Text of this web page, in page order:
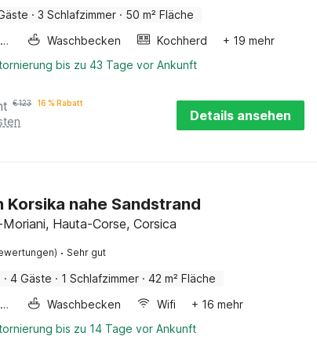
· 3 Schlafzimmer · 50 m² Fläche
Waschmaschine
Waschbecken Kochherd
+ 19 mehr
bis zu 43 Tage vor Ankunft
€123 16 % Rabatt
Details ansehen
Korsika nahe Sandstrand
Hauta-Corse, Corsica
· Sehr gut
· 4 Gäste · 1 Schlafzimmer · 42 m² Fläche
Waschmaschine
Waschbecken Wifi
+ 16 mehr
bis zu 14 Tage vor Ankunft